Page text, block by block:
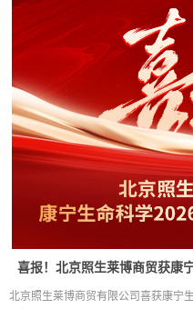
喜报！北京照生莱博商贸获康
北京照生莱博商贸有限公司喜获康宁